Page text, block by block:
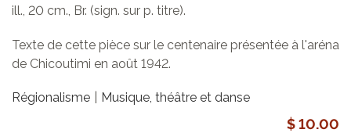
ill., 20 cm., Br. (sign. sur p. titre).
Texte de cette pièce sur le centenaire présentée à l'aréna
de Chicoutimi en août 1942.
Régionalisme Musique, théâtre et danse
$ 10.00